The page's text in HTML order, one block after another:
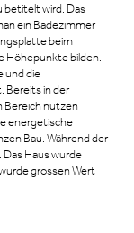
betitelt wird. Das
ein Badezimmer
beim
Höhepunkte bilden.
und die
Bereits in der
Bereich nutzen
energetische
Bau. Während der
Haus wurde
grossen Wert